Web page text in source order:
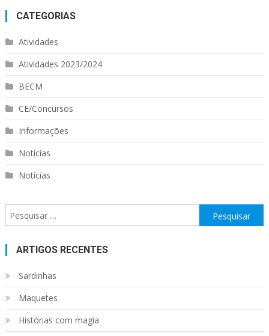
CATEGORIAS
Atividades
Atividades 2023/2024
BECM
CE/Concursos
Informações
Notícias
Notícias
Pesquisar
por:
ARTIGOS RECENTES
Sardinhas
Maquetes
Histórias com magia